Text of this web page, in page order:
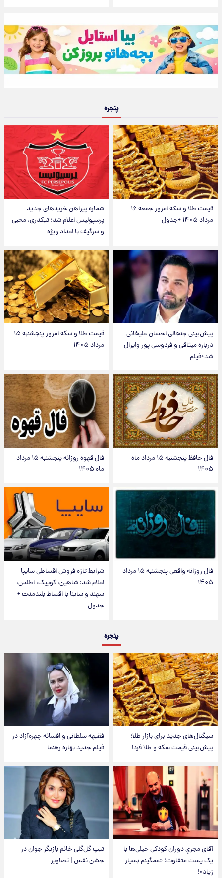
پنجره
قیمت طلا و سکه امروز جمعه ۱۶
مرداد ۱۴۰۵ +جدول
شماره پیراهن خریدهای جدید
پرسپولیس اعلام شد؛ تیکدری، محبی
و سرگیف با اعداد ویژه
پیش‌بینی جنجالی احسان علیخانی
درباره میثاقی و فردوسی پور وایرال
شد+فیلم
قیمت طلا و سکه امروز پنجشنبه ۱۵
مرداد ۱۴۰۵
فال حافظ پنجشنبه ۱۵ مرداد ماه
۱۴۰۵
فال قهوه روزانه پنجشنبه ۱۵ مرداد
ماه ۱۴۰۵
فال روزانه واقعی پنجشنبه ۱۵ مرداد
۱۴۰۵
شرایط تازه فروش اقساطی سایپا
اعلام شد؛ شاهین، کوییک، اطلس،
سهند و ساینا با اقساط بلندمدت +
جدول
پنجره
سیگنال‌های جدید برای بازار طلا؛
پیش‌بینی قیمت سکه و طلا فردا
فقیهه سلطانی و افسانه چهره‌آزاد در
فیلم جدید بهاره رهنما
آقای مجریِ دوران کودکی خیلی‌ها با
یک پست متفاوت؛ «غمگینم بسیار
زیاد»!
تیپ گل‌گلی خانم بازیگر جوان در
جشن نفس | تصاویر